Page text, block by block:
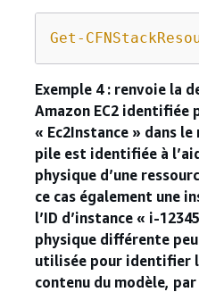
Get-
Exemple 4 : renvoie la
Amazon EC2 identifiée
« Ec2Instance » dans
pile est identifiée à
physique d’une
ce cas également une
l’ID d’instance « i-
physique différente
utilisée pour identifier
contenu du modèle, par